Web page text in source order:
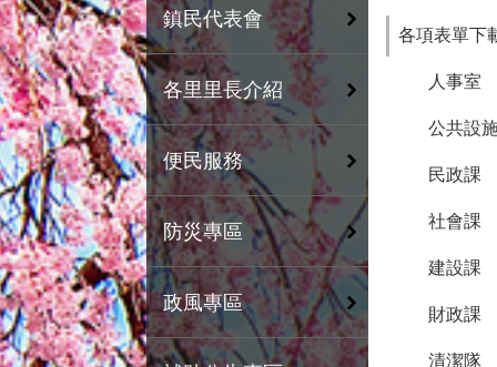
鎮民代表會
各里里長介紹
便民服務
防災專區
政風專區
各項表單下
人事室
公共設
民政課
社會課
建設課
財政課
清潔隊